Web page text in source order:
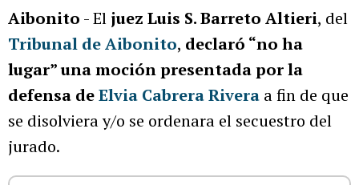
Aibonito - El juez Luis S. Barreto Altieri, del
Tribunal de Aibonito, declaró “no ha
lugar” una moción presentada por la
defensa deElvia Cabrera Rivera a fin de que
se disolviera y/o se ordenara el secuestro del
jurado.